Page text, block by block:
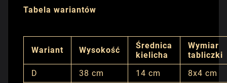
Tabela wariantów
Wariant Wysokość
Średnica
kielicha
Wymiar
tabliczki
D
38 cm 14 cm
8x4 cm